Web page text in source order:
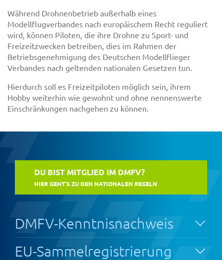
Während Drohnenbetrieb außerhalb eines
Modellflugverbandes nach europäischem Recht reguliert
wird, können Piloten, die ihre Drohne zu Sport- und
Freizeitzwecken betreiben, dies im Rahmen der
Betriebsgenehmigung des Deutschen Modellflieger
Verbandes nach geltenden nationalen Gesetzen tun.
Hierdurch soll es Freizeitpiloten möglich sein, ihrem
Hobby weiterhin wie gewohnt und ohne nennenswerte
Einschränkungen nachgehen zu können.
DU BIST MITGLIED IM DMFV?
HIER GEHT’S ZU DEN NATIONALEN REGELN
DMFV-Kenntnisnachweis
EU-Sammelregistrierung